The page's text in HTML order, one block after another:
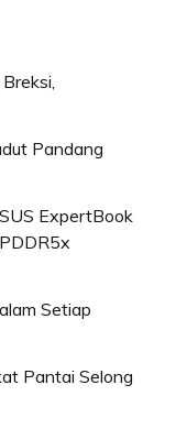
Pandang
ExpertBook
Setiap
Pantai Selong